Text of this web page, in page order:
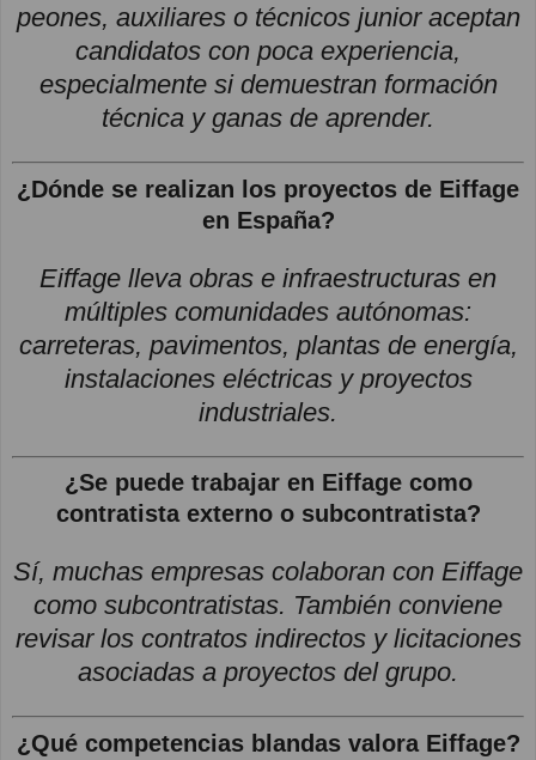
peones, auxiliares o técnicos junior aceptan
candidatos con poca experiencia,
especialmente si demuestran formación
técnica y ganas de aprender.
¿Dónde se realizan los proyectos de Eiffage
en España?
Eiffage lleva obras e infraestructuras en
múltiples comunidades autónomas:
carreteras, pavimentos, plantas de energía,
instalaciones eléctricas y proyectos
industriales.
¿Se puede trabajar en Eiffage como
contratista externo o subcontratista?
Sí, muchas empresas colaboran con Eiffage
como subcontratistas. También conviene
revisar los contratos indirectos y licitaciones
asociadas a proyectos del grupo.
¿Qué competencias blandas valora Eiffage?